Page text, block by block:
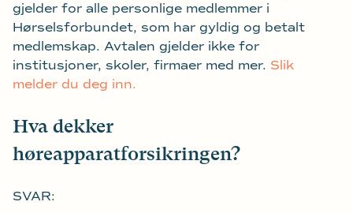
gjelder for alle personlige medlemmer i
Hørselsforbundet, som har gyldig og betalt
medlemskap. Avtalen gjelder ikke for
institusjoner, skoler, firmaer med mer. Slik
melder du deg inn.
Hva dekker
høreapparatforsikringen?
SVAR: